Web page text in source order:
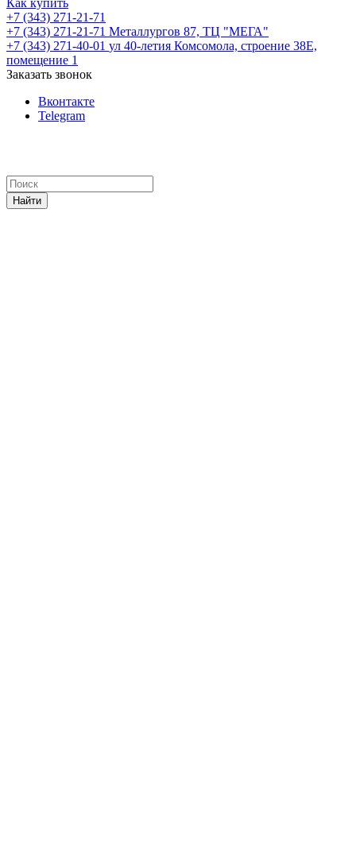
+7 (343) 271-21-71
+7 (343) 271-21-71 Металлургов 87, ТЦ "МЕГА"
+7 (343) 271-40-01 ул 40-летия Комсомола, строение 38Е,
помещение 1
Заказать звонок
Вконтакте
Telegram
Найти